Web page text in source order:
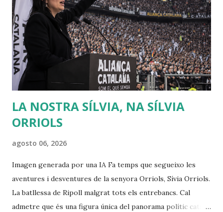
fundamentos de la desigualdad entre los hombres , que le
convirtió enseguida en una celebrity en toda Europa. Para
Rousseau, la sociedad civil es una trampa perpetuada por
los poderosos sobre los débiles, de modo que puedan
conservar su poder y riqueza. Muchas veces creo que se
debería releer a Rousseau, sobr...
LA NOSTRA SÍLVIA, NA SÍLVIA
ORRIOLS
agosto 06, 2026
Imagen generada por una IA Fa temps que segueixo les
aventures i desventures de la senyora Orriols, Sívia Orriols.
La batllessa de Ripoll malgrat tots els entrebancs. Cal
admetre que és una figura única del panorama polític català,